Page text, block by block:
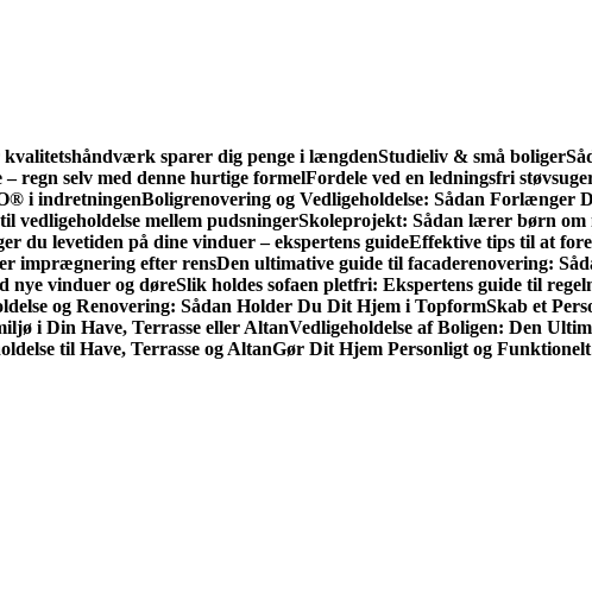
sparer dig penge i længdenStudieliv & små boliger
regn selv med denne hurtige formelFordele ved en ledningsfri
i indretningenBoligrenovering og Vedligeholdelse: Sådan Forlænger
vedligeholdelse mellem pudsningerSkoleprojekt: Sådan lærer børn
du levetiden på dine vinduer – ekspertens guideEffektive tips til at
imprægnering efter rensDen ultimative guide til facade­renovering:
nye vinduer og døreSlik holdes sofaen pletfri: Ekspertens guide til
og Renovering: Sådan Holder Du Dit Hjem i TopformSkab et
i Din Have, Terrasse eller AltanVedligeholdelse af Boligen: Den
til Have, Terrasse og AltanGør Dit Hjem Personligt og